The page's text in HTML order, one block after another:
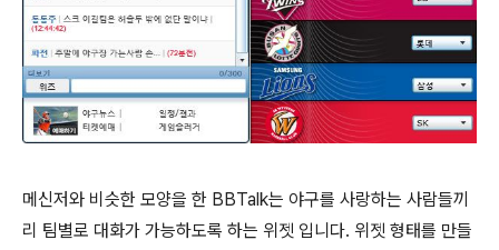
메신저와 비슷한 모양을 한 BBTalk는 야구를 사랑하는 사람들끼
리 팀별로 대화가 가능하도록 하는 위젯 입니다. 위젯 형태를 만들